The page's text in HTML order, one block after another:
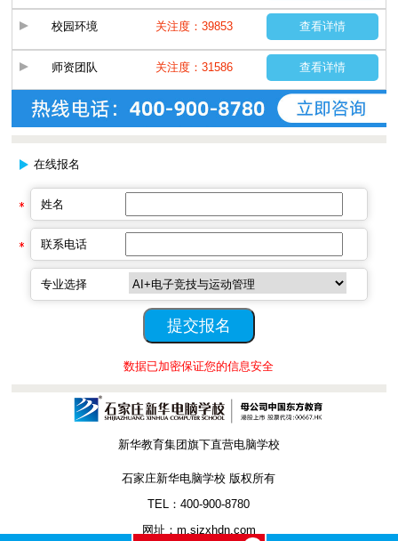
校园环境 关注度：39853 查看详情
师资团队 关注度：31586 查看详情
在线报名
姓名
联系电话
专业选择
数据已加密保证您的信息安全
新华教育集团旗下直营电脑学校
石家庄新华电脑学校 版权所有
TEL：400-900-8780
网址：m.sjzxhdn.com